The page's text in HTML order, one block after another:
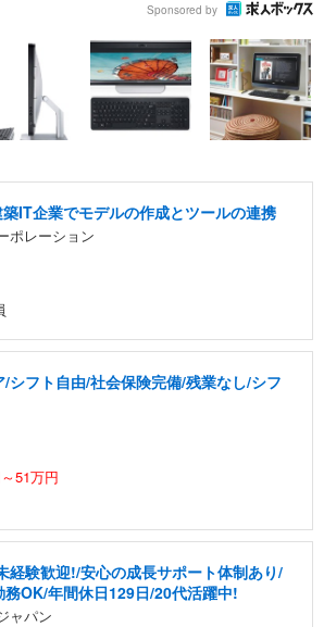
Sponsored by
IT企業でモデルの作成とツールの連携
ポレーション
シフト自由/社会保険完備/残業なし/シフ
51万円
経験歓迎!/安心の成長サポート体制あり/
務OK/年間休日129日/20代活躍中!
ャパン